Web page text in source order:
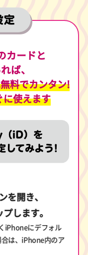
カードと
ば、
料でカンタン!
使えます
を開き、
します。
iPhoneにデフォル
合は、iPhone内のア